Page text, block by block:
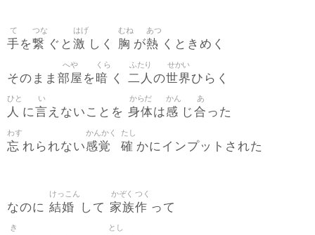
手
て
を繋
つな
ぐと 激
はげ
しく 胸
むね
が熱
あつ
くときめく
そのまま 部屋
へや
を暗
くら
く 二人
ふたり
の世界
せかい
ひらく
人
ひと
に言
い
えないことを 身体
からだ
は感
かん
じ合
あ
った
忘
わす
れられない感覚
かんかく
確
たし
かにインプットされた
なのに 結婚
けっこん
して 家族
かぞく
作
つく
って
き とし